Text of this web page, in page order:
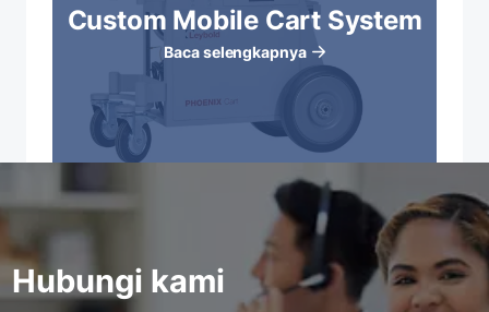
Custom Mobile Cart System
Baca selengkapnya
Hubungi kami